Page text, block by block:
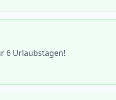
6 Urlaubstagen!